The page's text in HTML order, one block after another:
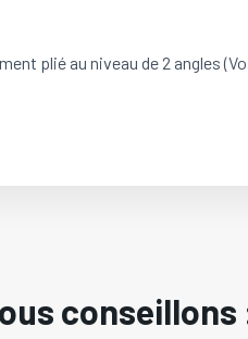
plié au niveau de 2 angles
conseillons